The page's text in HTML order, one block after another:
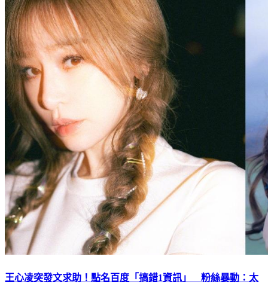
王心凌突發文求助！點名百度「搞錯1資訊」 粉絲暴動：太